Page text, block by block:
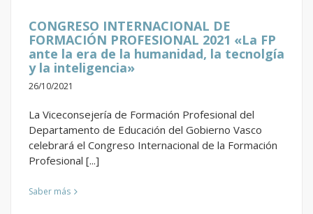
CONGRESO INTERNACIONAL DE
FORMACIÓN PROFESIONAL 2021 «La FP
ante la era de la humanidad, la tecnolgía
y la inteligencia»
26/10/2021
La Viceconsejería de Formación Profesional del
Departamento de Educación del Gobierno Vasco
celebrará el Congreso Internacional de la Formación
Profesional [...]
Saber más